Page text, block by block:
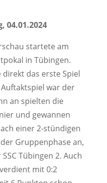
04.01.2024
startete am
in Tübingen.
direkt das erste Spiel
war der
an spielten die
und gewannen
einer 2-stündigen
Gruppenphase an,
Tübingen 2. Auch
mit 0:2